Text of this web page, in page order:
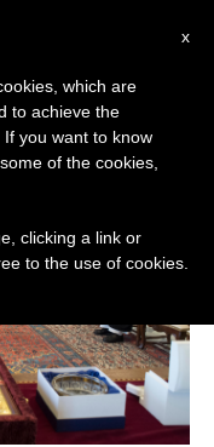
x
which are
to achieve the
you want to know
of the cookies,
clicking a link or
to the use of cookies.